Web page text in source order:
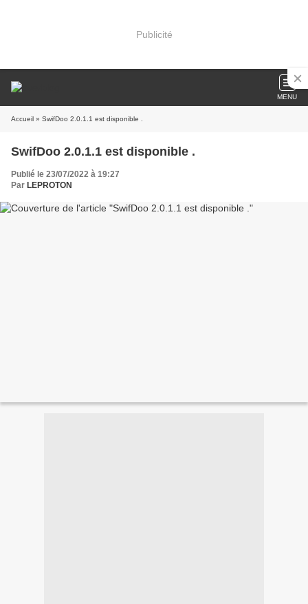
Publicité
MENU
Accueil » SwifDoo 2.0.1.1 est disponible .
SwifDoo 2.0.1.1 est disponible .
Publié le 23/07/2022 à 19:27
Par LEPROTON